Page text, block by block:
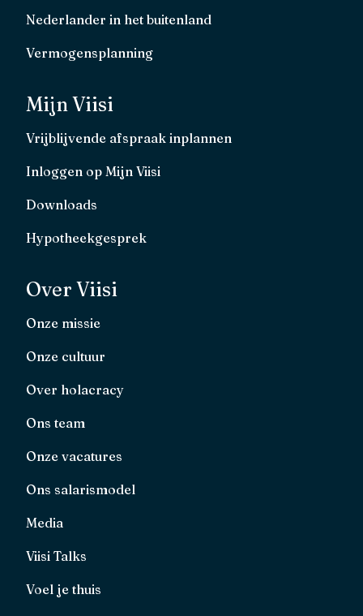
Nederlander in het buitenland
Vermogensplanning
Mijn Viisi
Vrijblijvende afspraak inplannen
Inloggen op Mijn Viisi
Downloads
Hypotheekgesprek
Over Viisi
Onze missie
Onze cultuur
Over holacracy
Ons team
Onze vacatures
Ons salarismodel
Media
Viisi Talks
Voel je thuis